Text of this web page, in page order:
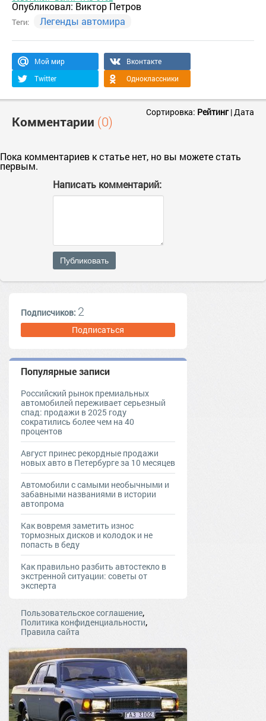
Опубликовал: Виктор Петров
Теги: Легенды автомира
Мой мир
Вконтакте
Twitter
Одноклассники
Комментарии (0)
Сортировка: Рейтинг|Дата
Пока комментариев к статье нет, но вы можете стать
первым.
Написать комментарий:
Публиковать
Подписчиков: 2
Подписаться
Популярные записи
Российский рынок премиальных
автомобилей переживает серьезный
спад: продажи в 2025 году
сократились более чем на 40
процентов
Август принес рекордные продажи
новых авто в Петербурге за 10 месяцев
Автомобили с самыми необычными и
забавными названиями в истории
автопрома
Как вовремя заметить износ
тормозных дисков и колодок и не
попасть в беду
Как правильно разбить автостекло в
экстренной ситуации: советы от
эксперта
Пользовательское соглашение,
Политика конфиденциальности,
Правила сайта